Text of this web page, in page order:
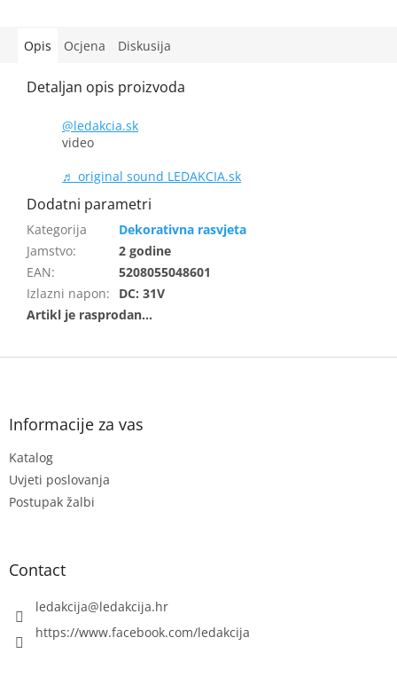
Opis Ocjena Diskusija
@ledakcia.sk
video
♬ original sound LEDAKCIA.sk
Dekorativna rasvjeta
Jamstvo:
2 godine
EAN:
5208055048601
Izlazni napon: DC: 31V
F
Informacije za vas
Katalog
Uvjeti poslovanja
Postupak žalbi
Contact
ledakcija@ledakcija.hr
https://www.facebook.com/ledakcija